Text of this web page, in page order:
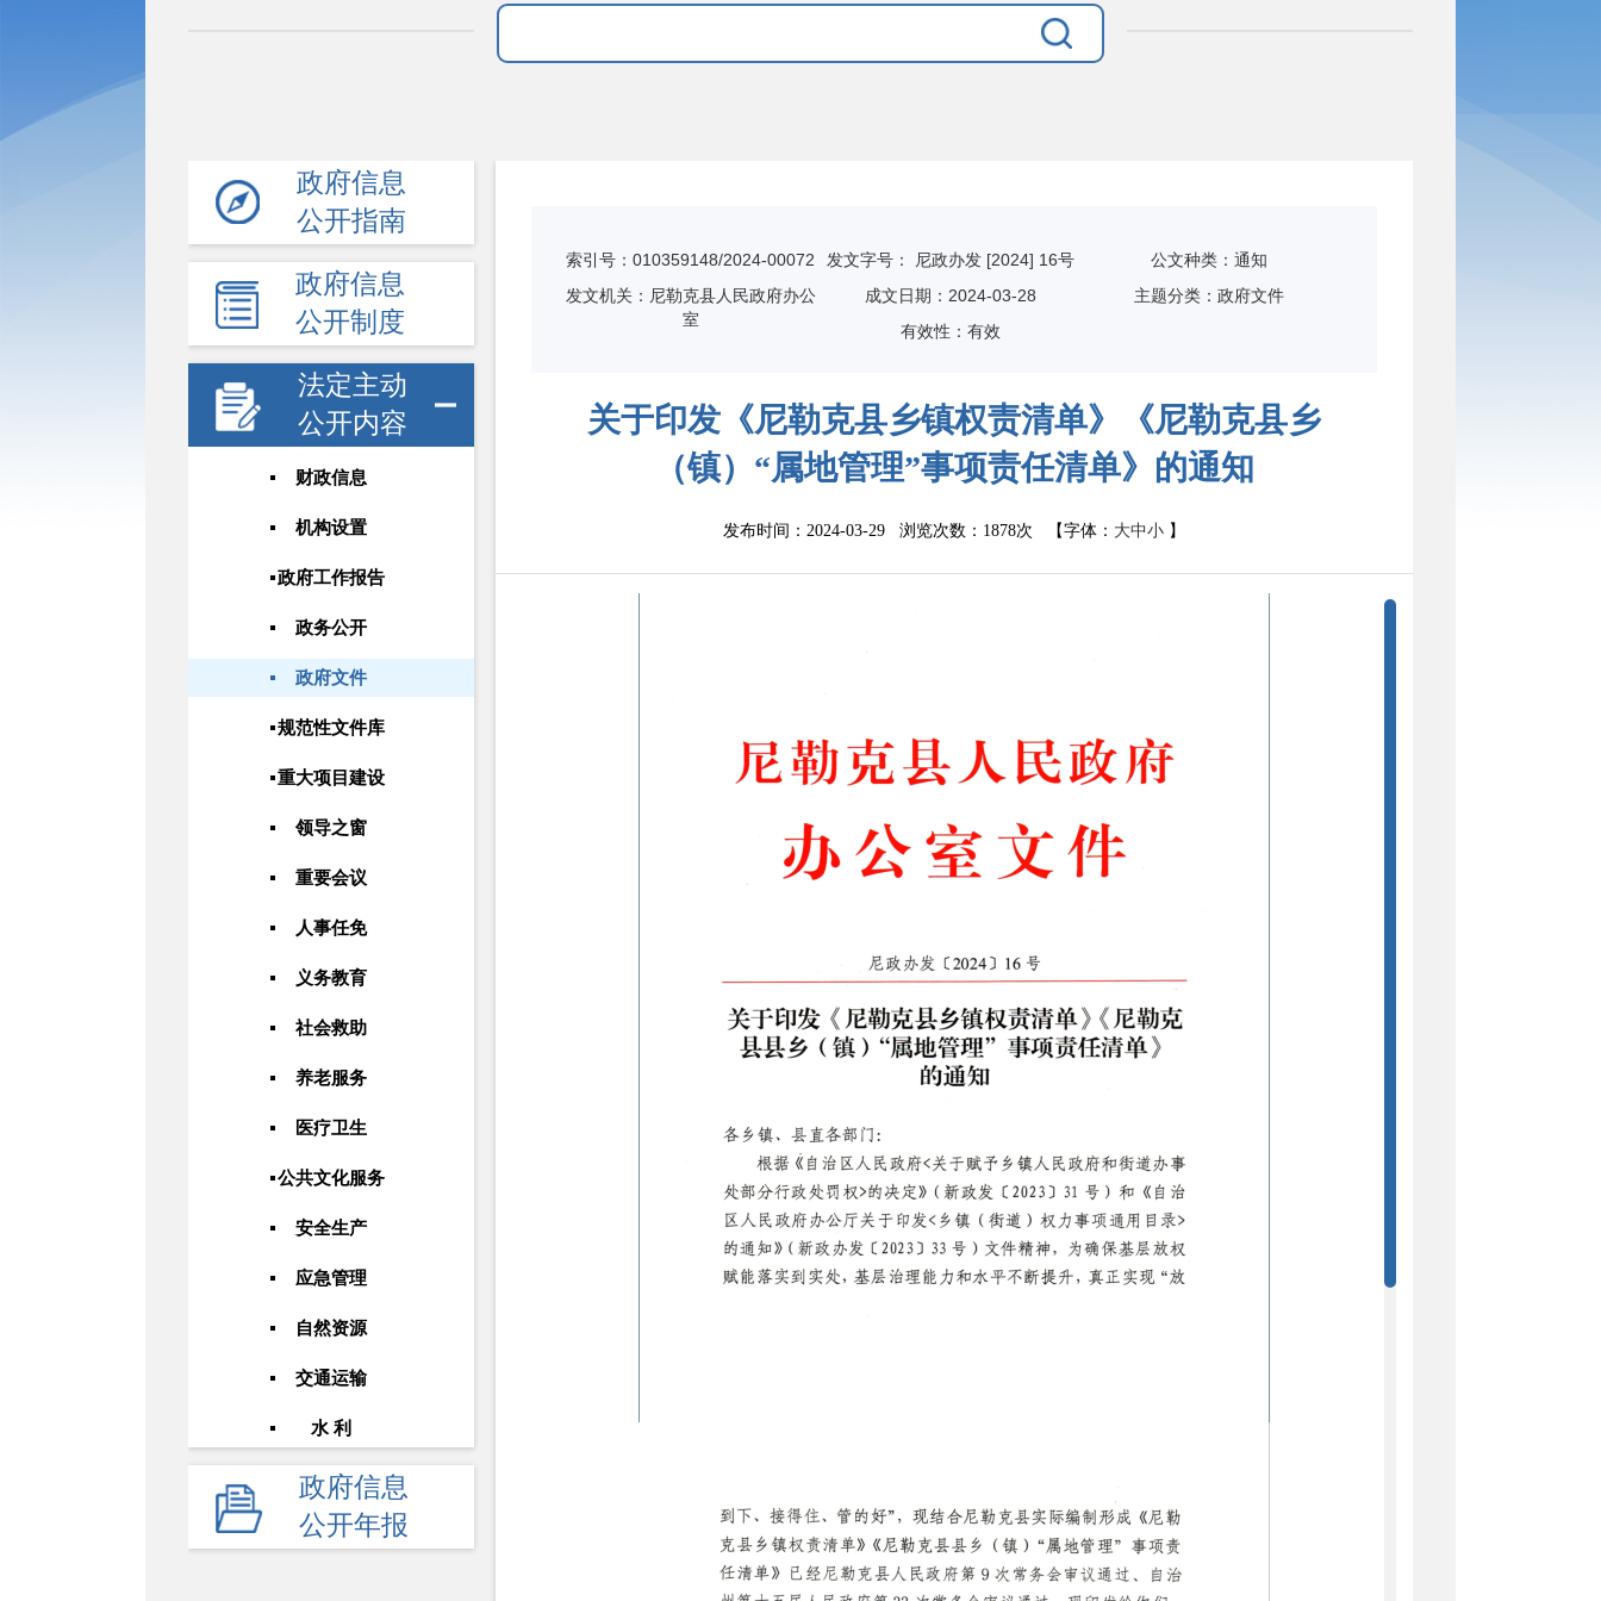
政府信息
公开指南
政府信息
公开制度
法定主动
公开内容
财政信息
机构设置
政府工作报告
政务公开
政府文件
规范性文件库
重大项目建设
领导之窗
重要会议
人事任免
义务教育
社会救助
养老服务
医疗卫生
公共文化服务
安全生产
应急管理
自然资源
交通运输
水 利
政府信息
公开年报
索引号：010359148/2024-00072 发文字号： 尼政办发 [2024] 16号
公文种类：通知
发文机关：尼勒克县人民政府办公
室
成文日期： 2024-03-28
主题分类：政府文件
有效性：有效
关于印发《尼勒克县乡镇权责清单》《尼勒克县乡
（镇）“属地管理”事项责任清单》的通知
发布时间：2024-03-29 浏览次数： 1878次 【字体： 大中小 】